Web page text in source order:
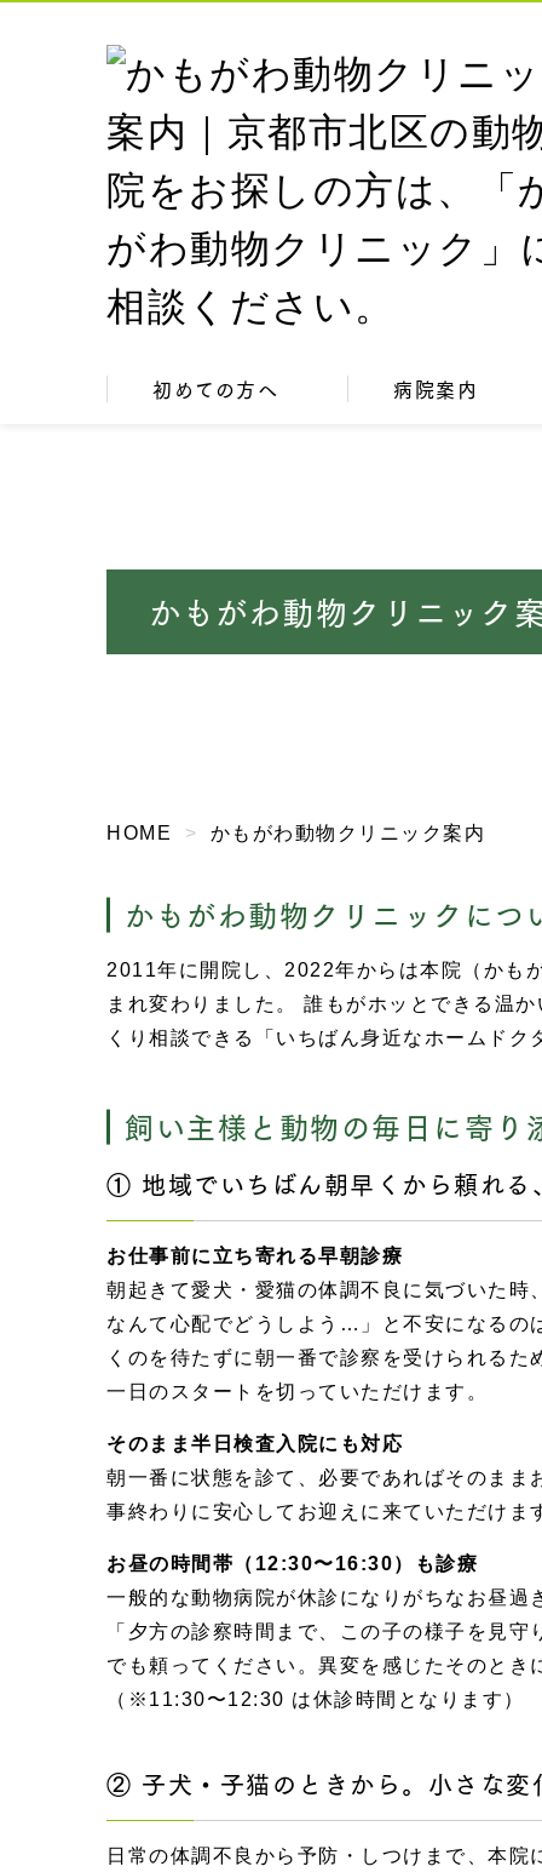
初めての方へ 病院案内
かもがわ動物クリニック
HOME かもがわ動物クリニック案内
かもがわ動物クリニックにつ
2011年に開院し、2022年からは本院（かも
まれ変わりました。 誰もがホッとできる温
くり相談できる「いちばん身近なホームドク
飼い主様と動物の毎日に寄り
① 地域でいちばん朝早くから頼れ
お仕事前に立ち寄れる早朝診療
朝起きて愛犬・愛猫の体調不良に気づいた
なんて心配でどうしよう…」と不安になるの
くのを待たずに朝一番で診察を受けられる
一日のスタートを切っていただけます。
そのまま半日検査入院にも対応
朝一番に状態を診て、必要であればそのま
事終わりに安心してお迎えに来ていただけま
お昼の時間帯（12:30〜16:30）も診療
一般的な動物病院が休診になりがちなお昼過
「夕方の診察時間まで、この子の様子を見
でも頼ってください。異変を感じたそのと
（※11:30〜12:30 は休診時間となります）
② 子犬・子猫のときから。小さな変
日常の体調不良から予防・しつけまで、本